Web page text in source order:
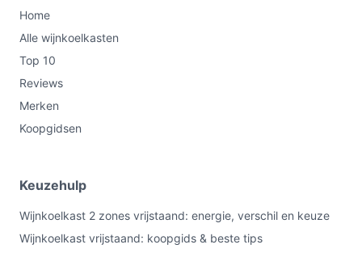
Home
Alle wijnkoelkasten
Top 10
Reviews
Merken
Koopgidsen
Keuzehulp
Wijnkoelkast 2 zones vrijstaand: energie, verschil en keuze
Wijnkoelkast vrijstaand: koopgids & beste tips